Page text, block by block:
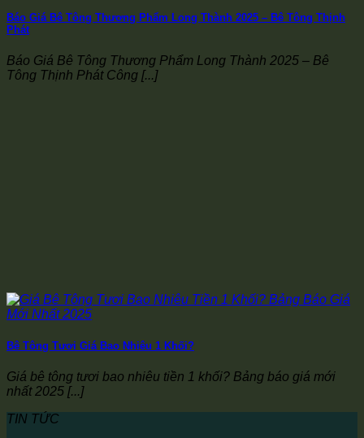
Báo Giá Bê Tông Thương Phẩm Long Thành 2025 – Bê Tông Thịnh
Phát
Báo Giá Bê Tông Thương Phẩm Long Thành 2025 – Bê
Tông Thịnh Phát Công [...]
Bê Tông Tươi Giá Bao Nhiêu 1 Khối?
Giá bê tông tươi bao nhiêu tiền 1 khối? Bảng báo giá mới
nhất 2025 [...]
TIN TỨC